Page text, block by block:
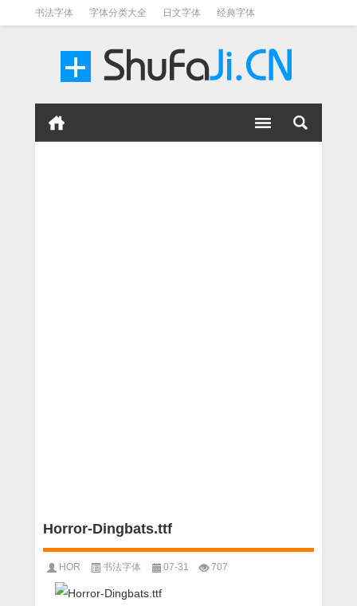
书法字体 字体分类大全 日文字体 经典字体
Horror-Dingbats.ttf
HOR 书法字体 07-31 707